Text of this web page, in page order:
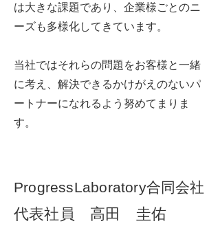
は大きな課題であり、企業様ごとのニ
ーズも多様化してきています。
​当社ではそれらの問題をお客様と一緒
に考え、解決できるかけがえのないパ
ートナーになれるよう努めてまりま
す。
ProgressLaboratory合同会社
代表社員 高田 圭佑